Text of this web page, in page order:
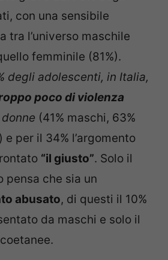
con una sensibile
tra l’universo maschile
femminile (81%).
degli adolescenti, in Italia,
poco di violenza
(41% maschi, 63%
e per il 34% l’argomento
“il giusto”. Solo il
pensa che sia un
abusato, di questi il 10%
da maschi e solo il